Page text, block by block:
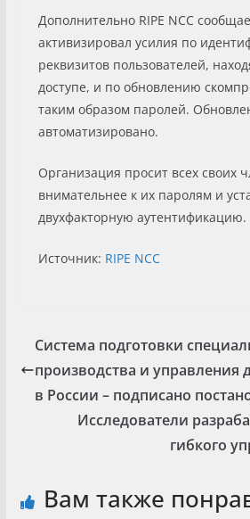
Дополнительно RIPE NCC
активизировал усилия по
реквизитов пользователей,
доступе, и по обновлению
таким образом паролей.
автоматизировано.
Организация просит всех своих
внимательнее к их паролям и
двухфакторную аутентификацию.
Источник: RIPE NCC
Система подготовки
производства и управления
в России – подписано
Исследователи
гибкого
Вам также